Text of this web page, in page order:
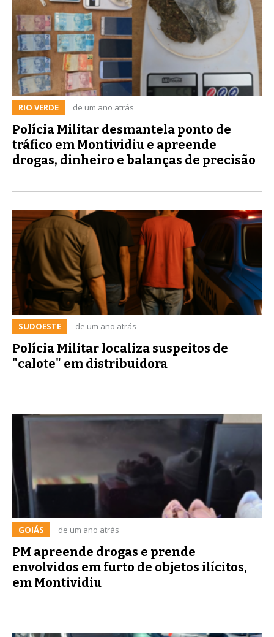
RIO VERDE de um ano atrás
Polícia Militar desmantela ponto de
tráfico em Montividiu e apreende
drogas, dinheiro e balanças de precisão
SUDOESTE de um ano atrás
Polícia Militar localiza suspeitos de
"calote" em distribuidora
GOIÁS de um ano atrás
PM apreende drogas e prende
envolvidos em furto de objetos ilícitos,
em Montividiu